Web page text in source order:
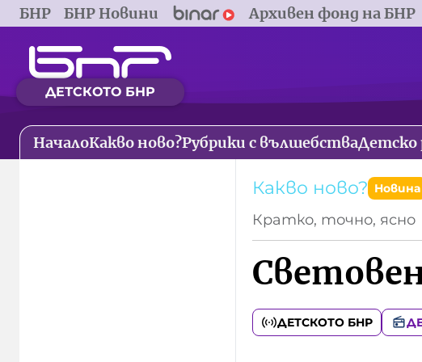
БНР БНР Новини Архивен фонд на БНР
ДЕТСКОТО БНР
НачалоКакво ново?Рубрики с вълшебстваДетско
Какво ново? Новина
Кратко, точно, ясно
ДЕТСКОТО БНР